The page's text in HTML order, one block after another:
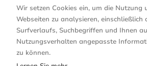
Mitgliedschaft
Entdecken
Rechtliches
Wir setzen Cookies ein, um die Nutzung
Webseiten zu analysieren, einschließlich
Surfverlaufs, Suchbegriffen und Ihnen
Nutzungsverhalten angepasste
zu können.